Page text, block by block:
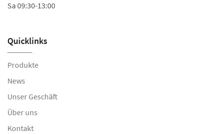
Sa 09:30-13:00
Quicklinks
Produkte
News
Unser Geschäft
Über uns
Kontakt